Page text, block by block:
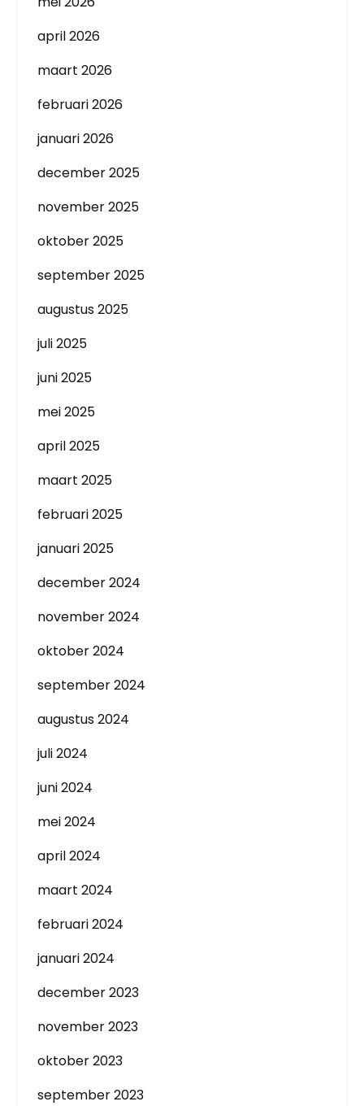
april 2026
maart 2026
februari 2026
januari 2026
december 2025
november 2025
oktober 2025
september 2025
augustus 2025
juli 2025
juni 2025
mei 2025
april 2025
maart 2025
februari 2025
januari 2025
december 2024
november 2024
oktober 2024
september 2024
augustus 2024
juli 2024
juni 2024
mei 2024
april 2024
maart 2024
februari 2024
januari 2024
december 2023
november 2023
oktober 2023
september 2023